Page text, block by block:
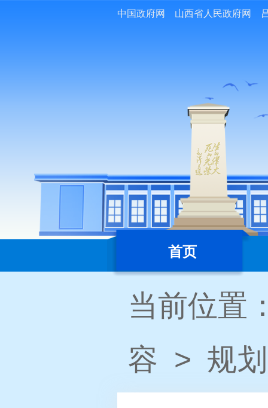
中国政府网 山西省人民政府网
首页
当前位置
容 > 规